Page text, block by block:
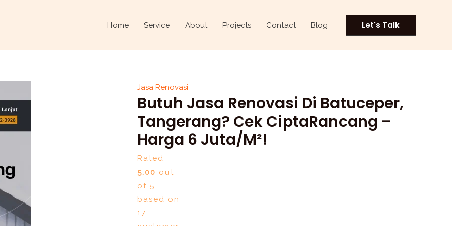
Home Service About Projects Contact Blog Let's Talk
Jasa Renovasi
Butuh Jasa Renovasi Di Batuceper,
Tangerang? Cek CiptaRancang –
Harga 6 Juta/m²!
Rated
5.00 out
of 5
based on
17
Cek
CiptaRancang
–
Harga
6
Juta/m²!
quantity